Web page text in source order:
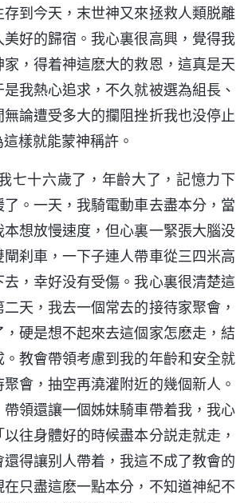
到今天，末世神又來拯救人類脱離
好的歸宿。我心裏很高興，覺得我
，得着神這麽大的救恩，這真是天
我熱心追求，不久就被選為組長、
無論遭受多大的攔阻挫折我也没停止
樣就能蒙神稱許。
七十六歲了，年齡大了，記憶力下
了。一天，我騎電動車去盡本分，當
想放慢速度，但心裏一緊張大腦没
閘刹車，一下子連人帶車從三四米高
，幸好没有受傷。我心裏很清楚這
天，我去一個常去的接待家聚會，
硬是想不起來去這個家怎麽走，結
教會帶領考慮到我的年齡和安全就
會，抽空再澆灌附近的幾個新人。
領還讓一個姊妹騎車帶着我，我心
往身體好的時候盡本分説走就走，
得讓别人帶着，我這不成了教會的
在只盡這麽一點本分，不知道神紀不